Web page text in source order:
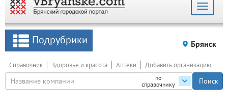
Toggle
Брянск
по
справочнику
Справочник Здоровье и красота Аптеки Добавить организацию
Подрубрики